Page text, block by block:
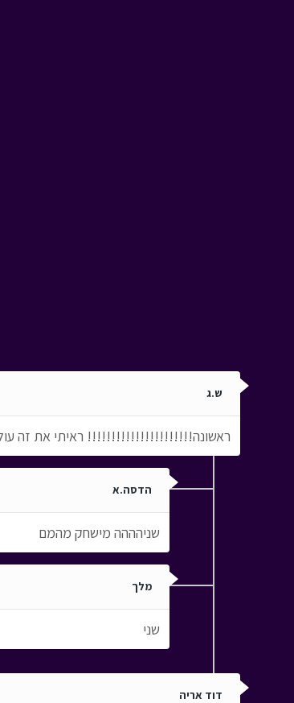
ש.ג
ראשונה!!!!!!!!!!!!!!!!!!!!!! ראיתי את זה
הדסה.א
שניהההה מישחק מהמם
מלך
שני
דוד אריה